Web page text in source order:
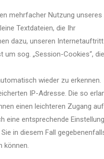
mehrfacher Nutzung unseres
Textdateien, die Ihr
dazu, unseren Internetauftritt
sog. „Session-Cookies“, die
wieder zu erkennen.
IP-Adresse. Die so
einen leichteren Zugang
eine entsprechende Einstellung
in diesem Fall
können.